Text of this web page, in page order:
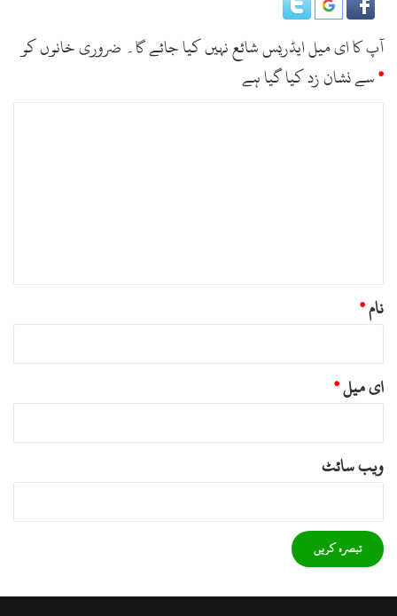
آپ کا ای میل ایڈریس شائع نہیں کیا جائے گا۔ ضروری خانوں کو
*سے نشان زد کیا گیا ہے
نام*
ای میل*
ویب‌ سائٹ